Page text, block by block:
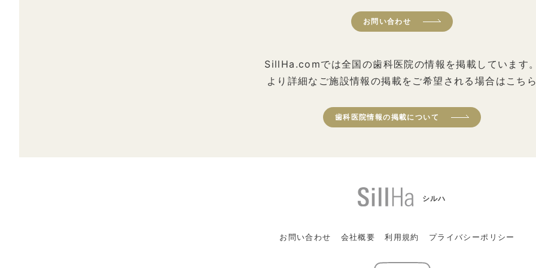
お問い合わせ
SillHa.comでは全国の歯科医院の情報を掲載しています
より詳細なご施設情報の掲載をご希望される場合はこち
歯科医院情報の掲載について
シルハ
お問い合わせ 会社概要 利用規約 プライバシーポリシー